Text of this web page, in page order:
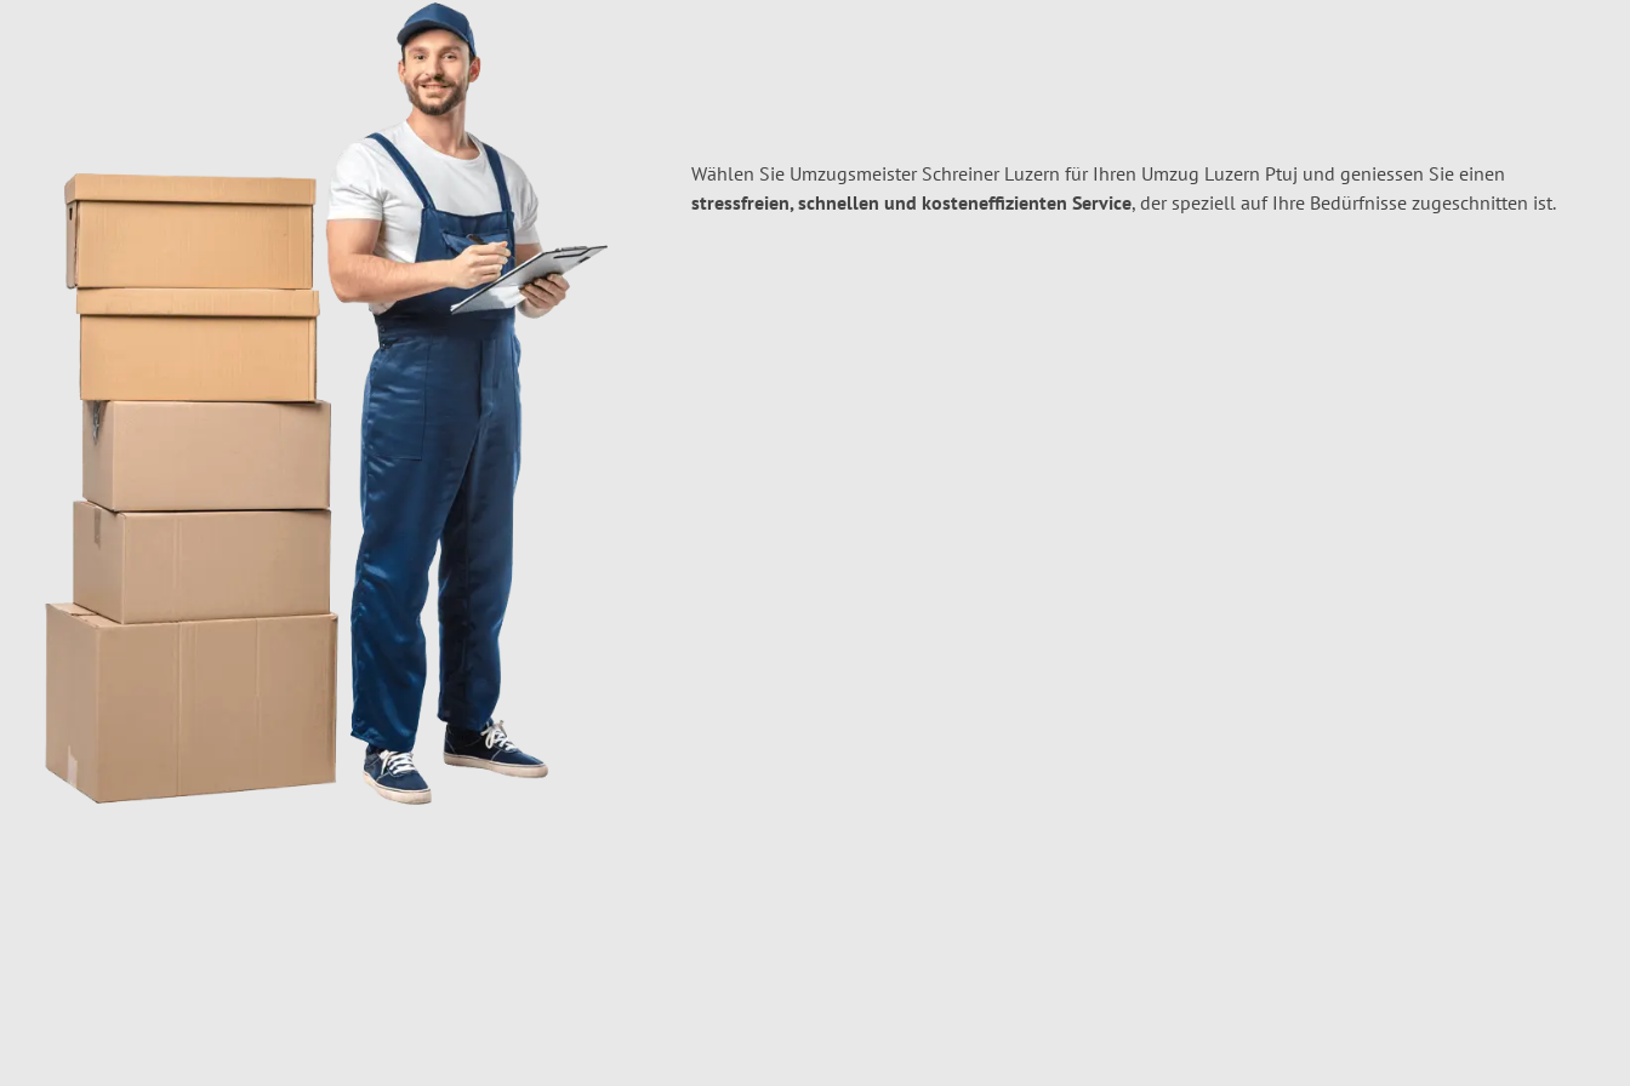
Wählen Sie Umzugsmeister Schreiner Luzern für Ihren Umzug Luzern Ptuj und geniessen Sie einen
stressfreien, schnellen und kosteneffizienten Service, der speziell auf Ihre Bedürfnisse zugeschnitten ist.